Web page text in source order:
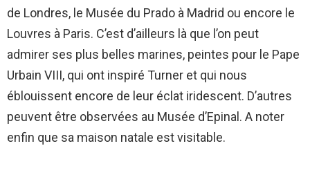
de Londres, le Musée du Prado à Madrid ou encore le
Louvres à Paris. C’est d’ailleurs là que l’on peut
admirer ses plus belles marines, peintes pour le Pape
Urbain VIII, qui ont inspiré Turner et qui nous
éblouissent encore de leur éclat iridescent. D’autres
peuvent être observées au Musée d’Epinal. A noter
enfin que sa maison natale est visitable.